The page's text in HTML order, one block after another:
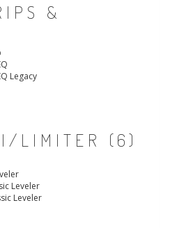
&
Legacy
LIMITER (6)
Leveler
Leveler